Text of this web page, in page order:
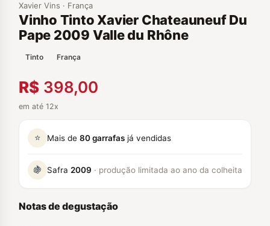
Xavier Vins · França
Vinho Tinto Xavier Chateauneuf Du
Pape 2009 Valle du Rhône
Tinto França
R$ 398,00
em até 12x
⭐ Mais de 80 garrafas já vendidas
🍇 Safra 2009 · produção limitada ao ano da colheita
Notas de degustação